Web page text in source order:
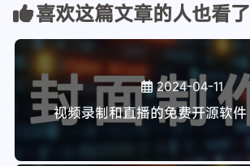
喜欢这篇文章的人也看了
2024-04-11
视频录制和直播的免费开源软